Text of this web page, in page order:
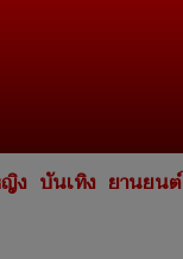
ง บันเทิง ยานยนต์